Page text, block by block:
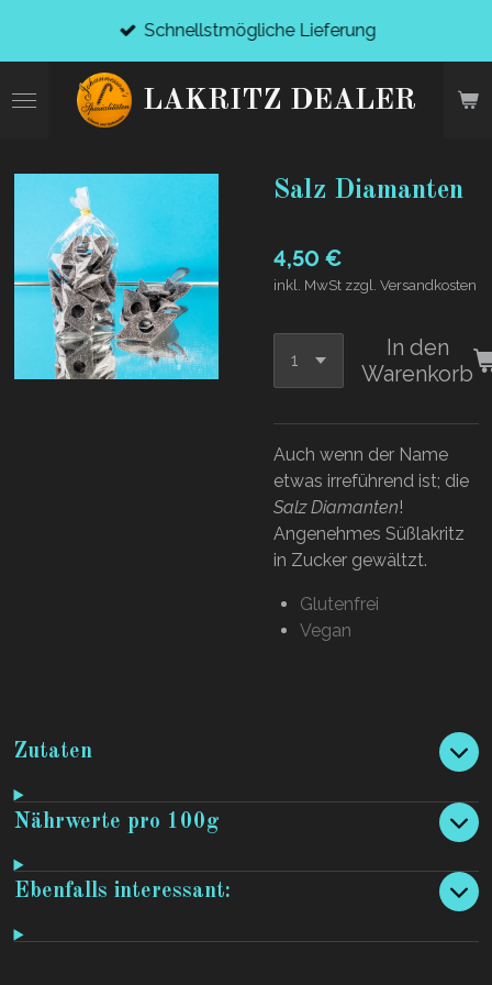
LAKRITZ DEALER
Schnellstmögliche Lieferung
Salz Diamanten
4,50 €
inkl. MwSt zzgl. Versandkosten
In den
Warenkorb
Auch wenn der Name
etwas irreführend ist; die
Salz Diamanten!
Angenehmes Süßlakritz
in Zucker gewältzt.
Glutenfrei
Vegan
Zutaten
Nährwerte pro 100g
Ebenfalls interessant: